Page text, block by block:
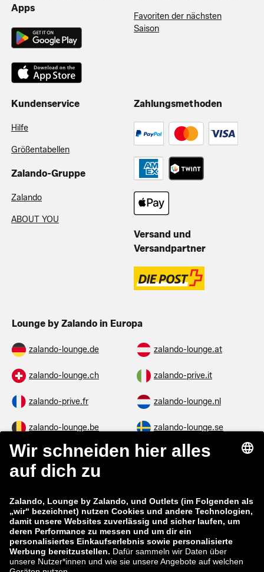
Apps
Favoriten der nächsten
Saison
Kundenservice
Hilfe
Größentabellen
Zalando-Gruppe
Zalando
ABOUT YOU
Zahlungsmethoden
Versand und
Versandpartner
Lounge by Zalando in Europa
zalando-lounge.de zalando-lounge.at
zalando-lounge.ch zalando-prive.it
zalando-prive.fr zalando-lounge.nl
zalando-lounge.be zalando-lounge.se
zalando-lounge.fi zalando-lounge.dk
zalando-lounge.co.uk
zalando-prive.es zalando-lounge.cz
zalando-lounge.lt zalando-lounge.sk
zalando-lounge.ro zalando-lounge.hr